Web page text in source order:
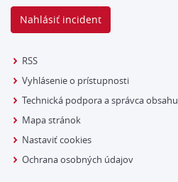
Nahlásiť incident
RSS
Vyhlásenie o prístupnosti
Technická podpora a správca obsahu
Mapa stránok
Nastaviť cookies
Ochrana osobných údajov